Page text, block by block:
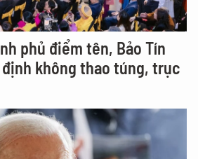
phủ điểm tên, Bảo Tín
định không thao túng, trục